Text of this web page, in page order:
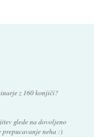
z 160 konjiči?
glede na dovoljeno
neha :)